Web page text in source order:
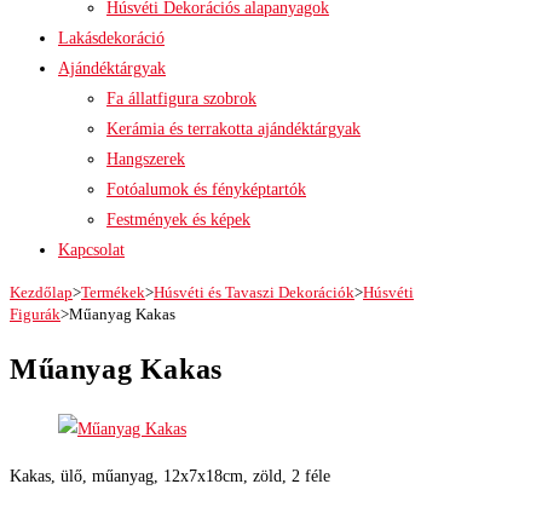
Húsvéti Dekorációs alapanyagok
Lakásdekoráció
Ajándéktárgyak
Fa állatfigura szobrok
Kerámia és terrakotta ajándéktárgyak
Hangszerek
Fotóalumok és fényképtartók
Festmények és képek
Kapcsolat
Kezdőlap>Termékek>Húsvéti és Tavaszi Dekorációk>Húsvéti
Figurák>Műanyag Kakas
Műanyag Kakas
Kakas, ülő, műanyag, 12x7x18cm, zöld, 2 féle